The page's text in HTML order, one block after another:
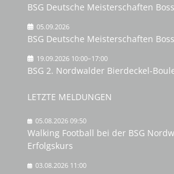
BSG Deutsche Meisterschaften
05.09.2026
BSG Deutsche Meisterschaften
19.09.2026 10:00–17:00
BSG 2. Nordwalder Bierdeckel-
LETZTE MELDUNGEN
05.08.2026 09:50
Walking Football bei der BSG
Erfolgskurs
03.08.2026 11:00